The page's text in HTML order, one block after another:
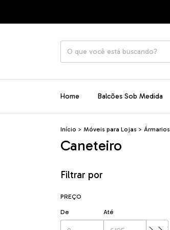
Home Balcões Sob Medida
Início > Móveis para Lojas > Ármarios
Caneteiro
Filtrar por
PREÇO
De Até